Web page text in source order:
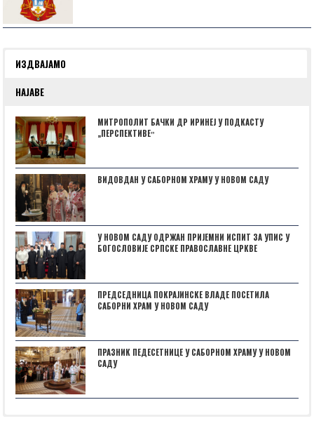
ИЗДВАЈАМО
НАЈАВЕ
МИТРОПОЛИТ БАЧКИ ДР ИРИНЕЈ У ПОДКАСТУ
„ПЕРСПЕКТИВЕˮ
ВИДОВДАН У САБОРНОМ ХРАМУ У НОВОМ САДУ
У НОВОМ САДУ ОДРЖАН ПРИЈЕМНИ ИСПИТ ЗА УПИС У
БОГОСЛОВИЈЕ СРПСКЕ ПРАВОСЛАВНЕ ЦРКВЕ
ПРЕДСЕДНИЦА ПОКРАЈИНСКЕ ВЛАДЕ ПОСЕТИЛА
САБОРНИ ХРАМ У НОВОМ САДУ
ПРАЗНИК ПЕДЕСЕТНИЦЕ У САБОРНОМ ХРАМУ У НОВОМ
САДУ